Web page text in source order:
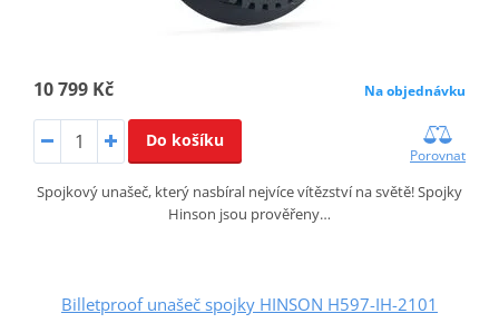
10 799 Kč Na objednávku
Do košíku
Porovnat
Spojkový unašeč, který nasbíral nejvíce vítězství na světě! Spojky
Hinson jsou prověřeny…
Billetproof unašeč spojky HINSON H597-IH-2101